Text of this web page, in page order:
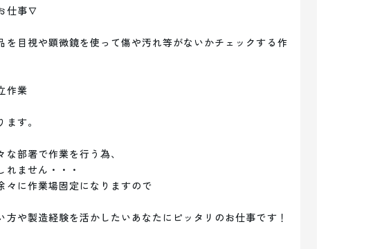
仕事∇
目視や顕微鏡を使って傷や汚れ等がないかチェックする作
作業
す。
部署で作業を行う為、
れません・・・
々に作業場固定になりますので
方や製造経験を活かしたいあなたにピッタリのお仕事です！